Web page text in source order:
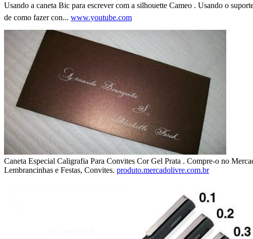
Usando a caneta Bic para escrever com a silhouette Cameo . Usando o
de como fazer con... www.youtube.com
Caneta Especial Caligrafia Para Convites Cor Gel Prata . Compre-o no
Lembrancinhas e Festas, Convites. produto.mercadolivre.com.br